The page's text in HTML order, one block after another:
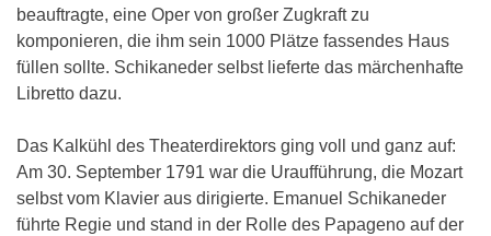
beauftragte, eine Oper von großer Zugkraft zu
komponieren, die ihm sein 1000 Plätze fassendes Haus
füllen sollte. Schikaneder selbst lieferte das märchenhafte
Libretto dazu.
Das Kalkühl des Theaterdirektors ging voll und ganz auf:
Am 30. September 1791 war die Uraufführung, die Mozart
selbst vom Klavier aus dirigierte. Emanuel Schikaneder
führte Regie und stand in der Rolle des Papageno auf der